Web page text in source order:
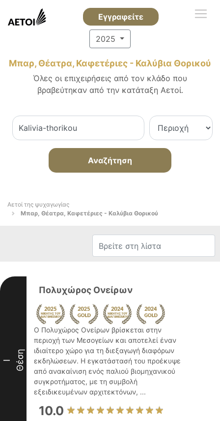
Εγγραφείτε
2025
Μπαρ, Θέατρα, Καφετέριες - Καλύβια Θορικού
Όλες οι επιχειρήσεις από τον κλάδο που
βραβεύτηκαν από την κατάταξη Αετοί.
Αναζήτηση
Αετοί της ψυχαγωγίας
Μπαρ, Θέατρα, Καφετέριες - Καλύβια Θορικού
I Θέση
Πολυχώρος Ονείρων
Ο Πολυχώρος Ονείρων βρίσκεται στην
περιοχή των Μεσογείων και αποτελεί έναν
ιδιαίτερο χώρο για τη διεξαγωγή διαφόρων
εκδηλώσεων. Η εγκατάστασή του προέκυψε
από ανακαίνιση ενός παλιού βιομηχανικού
συγκροτήματος, με τη συμβολή
εξειδικευμένων αρχιτεκτόνων, ...
10.0